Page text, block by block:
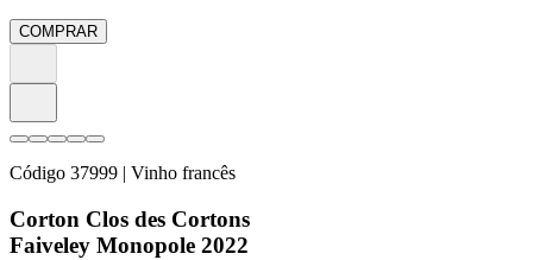
COMPRAR
Código 37999 | Vinho francês
Corton Clos des Cortons
Faiveley Monopole 2022